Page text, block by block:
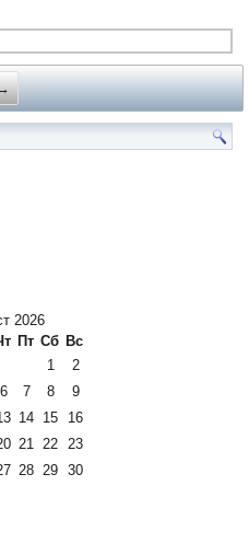
2026
Пт Сб Вс
1
2
6 7 8
9
14 15
16
21 22
23
28 29 30